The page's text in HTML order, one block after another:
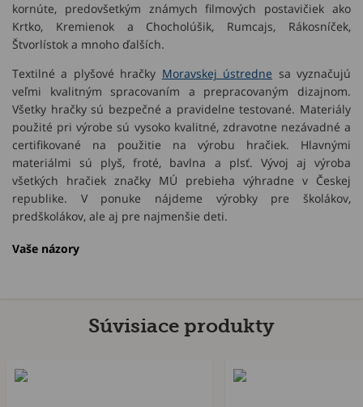
kornúte, predovšetkým známych filmových postavičiek ako
Krtko, Kremienok a Chocholúšik, Rumcajs, Rákosníček,
Štvorlístok a mnoho ďalších.
Textilné a plyšové hračky Moravskej ústredne sa vyznačujú
veľmi kvalitným spracovaním a prepracovaným dizajnom.
Všetky hračky sú bezpečné a pravidelne testované. Materiály
použité pri výrobe sú vysoko kvalitné, zdravotne nezávadné a
certifikované na použitie na výrobu hračiek. Hlavnými
materiálmi sú plyš, froté, bavlna a plsť. Vývoj aj výroba
všetkých hračiek značky MÚ prebieha výhradne v Českej
republike. V ponuke nájdeme výrobky pre školákov,
predškolákov, ale aj pre najmenšie deti.
Vaše názory
Súvisiace produkty